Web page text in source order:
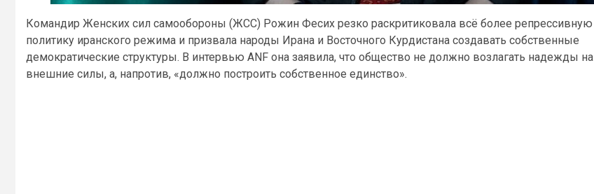
Командир Женских сил самообороны (ЖСС) Рожин Фесих резко раскритиковала всё более репрессивную
политику иранского режима и призвала народы Ирана и Восточного Курдистана создавать собственные
демократические структуры. В интервью ANF она заявила, что общество не должно возлагать надежды на
внешние силы, а, напротив, «должно построить собственное единство».